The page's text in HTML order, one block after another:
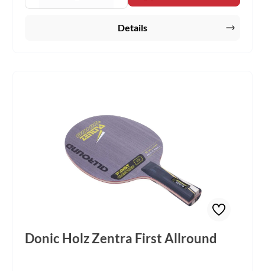
Details
Donic Holz Zentra First Allround